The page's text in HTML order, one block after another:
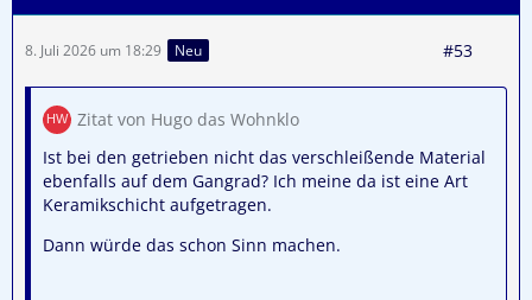
8. Juli 2026 um 18:29 Neu #53
Zitat von Hugo das Wohnklo
Ist bei den getrieben nicht das verschleißende Material
ebenfalls auf dem Gangrad? Ich meine da ist eine Art
Keramikschicht aufgetragen.
Dann würde das schon Sinn machen.